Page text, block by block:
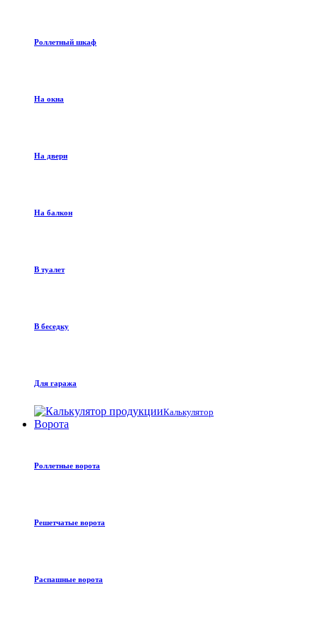
Роллетный шкаф
На окна
На двери
На балкон
В туалет
В беседку
Для гаража
Калькулятор
Ворота
Роллетные ворота
Решетчатые ворота
Распашные ворота